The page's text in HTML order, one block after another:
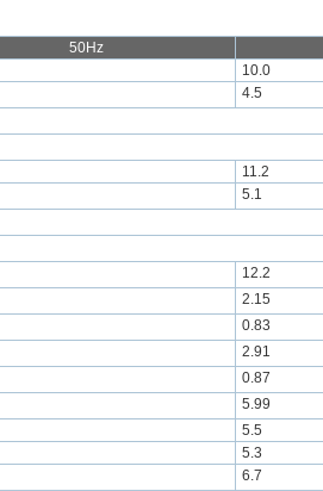
50Hz
10.0
4.5
11.2
5.1
12.2
2.15
0.83
2.91
0.87
5.99
5.5
5.3
6.7